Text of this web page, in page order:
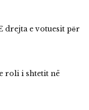
drejta e votuesit pёr
roli i shtetit në